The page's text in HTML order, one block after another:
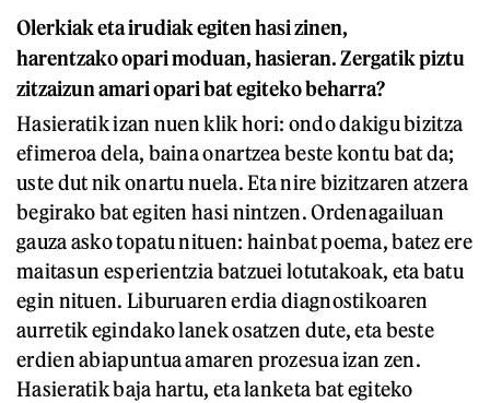
Olerkiak eta irudiak egiten hasi zinen,
harentzako opari moduan, hasieran. Zergatik piztu
zitzaizun amari opari bat egiteko beharra?
Hasieratik izan nuen klik hori: ondo dakigu bizitza
efimeroa dela, baina onartzea beste kontu bat da;
uste dut nik onartu nuela. Eta nire bizitzaren atzera
begirako bat egiten hasi nintzen. Ordenagailuan
gauza asko topatu nituen: hainbat poema, batez ere
maitasun esperientzia batzuei lotutakoak, eta batu
egin nituen. Liburuaren erdia diagnostikoaren
aurretik egindako lanek osatzen dute, eta beste
erdien abiapuntua amaren prozesua izan zen.
Hasieratik baja hartu, eta lanketa bat egiteko